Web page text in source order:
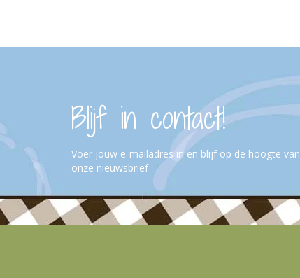
Blijf in contact!
Voer jouw e-mailadres in en blijf op de hoogte van
onze nieuwsbrief